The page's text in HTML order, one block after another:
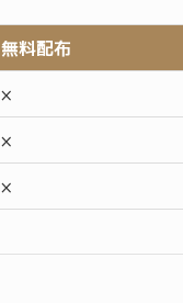
無料配布
×
×
×